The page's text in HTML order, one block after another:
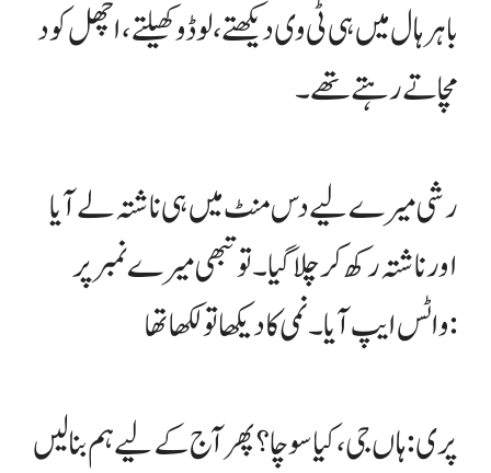
باہر ہال میں ہی ٹی وی دیکھتے، لوڈو کھیلتے، اچھل کود
مچاتے رہتے تھے۔
رشی میرے لیے دس منٹ میں ہی ناشتہ لے آیا
اور ناشتہ رکھ کر چلا گیا۔ تو تبھی میرے نمبر پر
واٹس ایپ آیا۔ نمی کا دیکھا تو لکھا تھا:
پری: ہاں جی، کیا سوچا؟ پھر آج کے لیے ہم بنا لیں